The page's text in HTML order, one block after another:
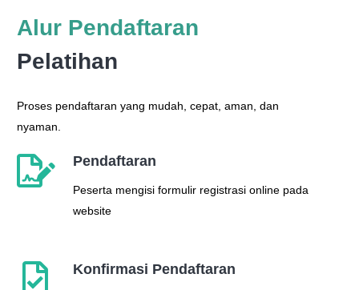
Alur Pendaftaran
Pelatihan
Proses pendaftaran yang mudah, cepat, aman, dan
nyaman.
Pendaftaran
Peserta mengisi formulir registrasi online pada
website
Konfirmasi Pendaftaran